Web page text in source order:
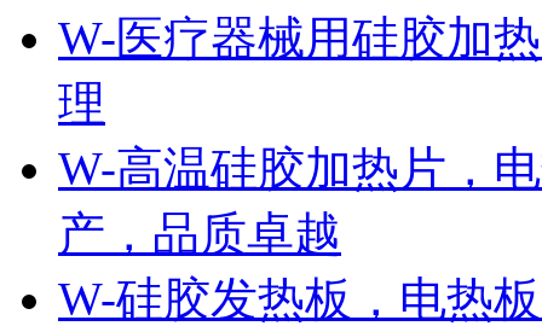
W-医疗器械用硅胶加
理
W-高温硅胶加热片，
产，品质卓越
W-硅胶发热板，电热